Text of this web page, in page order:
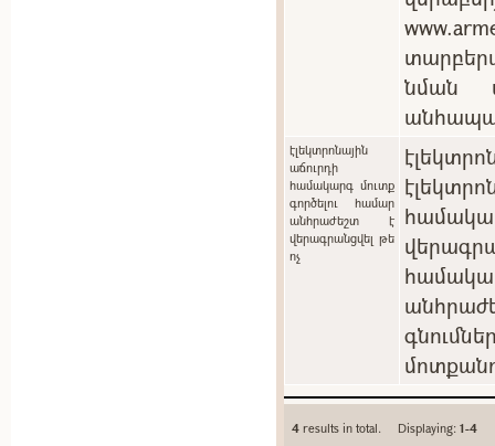
նման
էլեկտրոնային
աճուրդի
համակարգ մուտք
գործելու համար
անհրաժեշտ է
վերագրանցվել թե
ոչ
4 results in total. Displaying:1-4